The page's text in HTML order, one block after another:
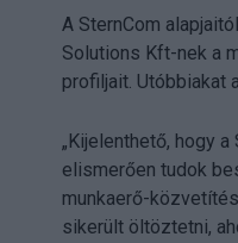
A SternCom
Solutions Kft-nek a
profiljait. Utóbbiakat
„Kijelenthető, hogy
elismerően tudok
munkaerő-
sikerült öltöztetni,